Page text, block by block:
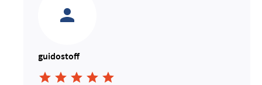
guidostoff
    